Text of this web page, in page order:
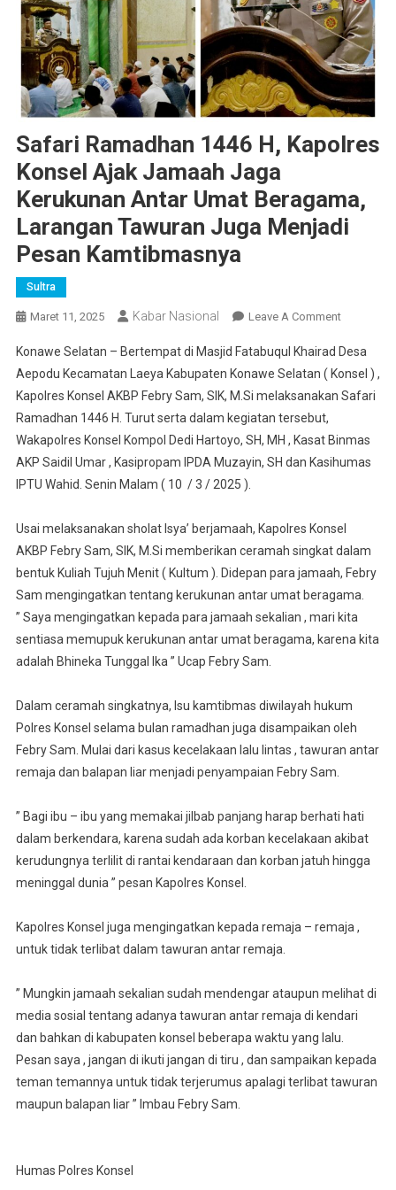
Safari Ramadhan 1446 H, Kapolres
Konsel Ajak Jamaah Jaga
Kerukunan Antar Umat Beragama,
Larangan Tawuran Juga Menjadi
Pesan Kamtibmasnya
Sultra
Maret 11, 2025 Kabar Nasional Leave A CommentOn
Ramadhan
1446
H,
Konsel
Ajak
Beragama,
Larangan
Tawuran
Juga
Konawe Selatan – Bertempat di Masjid Fatabuqul Khairad Desa
Aepodu Kecamatan Laeya Kabupaten Konawe Selatan ( Konsel ) ,
Kapolres Konsel AKBP Febry Sam, SIK, M.Si melaksanakan Safari
Ramadhan 1446 H. Turut serta dalam kegiatan tersebut,
Wakapolres Konsel Kompol Dedi Hartoyo, SH, MH , Kasat Binmas
AKP Saidil Umar , Kasipropam IPDA Muzayin, SH dan Kasihumas
IPTU Wahid. Senin Malam ( 10 / 3 / 2025 ).
Usai melaksanakan sholat Isya’ berjamaah, Kapolres Konsel
AKBP Febry Sam, SIK, M.Si memberikan ceramah singkat dalam
bentuk Kuliah Tujuh Menit ( Kultum ). Didepan para jamaah, Febry
Sam mengingatkan tentang kerukunan antar umat beragama.
” Saya mengingatkan kepada para jamaah sekalian , mari kita
sentiasa memupuk kerukunan antar umat beragama, karena kita
adalah Bhineka Tunggal Ika ” Ucap Febry Sam.
Dalam ceramah singkatnya, Isu kamtibmas diwilayah hukum
Polres Konsel selama bulan ramadhan juga disampaikan oleh
Febry Sam. Mulai dari kasus kecelakaan lalu lintas , tawuran antar
remaja dan balapan liar menjadi penyampaian Febry Sam.
” Bagi ibu – ibu yang memakai jilbab panjang harap berhati hati
dalam berkendara, karena sudah ada korban kecelakaan akibat
kerudungnya terlilit di rantai kendaraan dan korban jatuh hingga
meninggal dunia ” pesan Kapolres Konsel.
Kapolres Konsel juga mengingatkan kepada remaja – remaja ,
untuk tidak terlibat dalam tawuran antar remaja.
” Mungkin jamaah sekalian sudah mendengar ataupun melihat di
media sosial tentang adanya tawuran antar remaja di kendari
dan bahkan di kabupaten konsel beberapa waktu yang lalu.
Pesan saya , jangan di ikuti jangan di tiru , dan sampaikan kepada
teman temannya untuk tidak terjerumus apalagi terlibat tawuran
maupun balapan liar ” Imbau Febry Sam.
Humas Polres Konsel